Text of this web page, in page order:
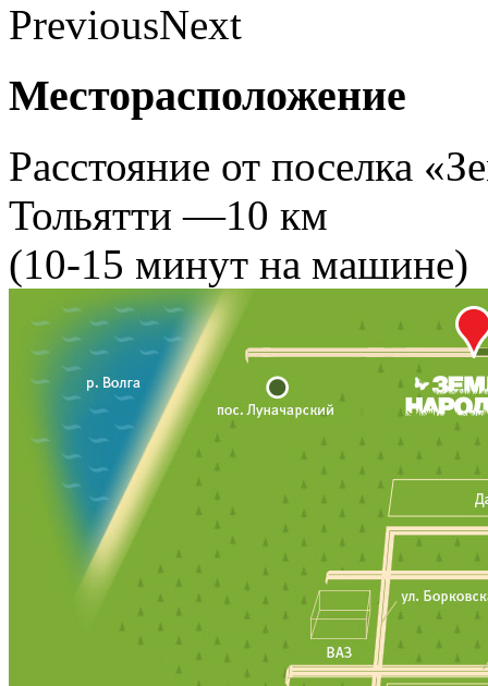
PreviousNext
Месторасположение
Расстояние от поселка
Тольятти —10 км
(10-15 минут на машине)